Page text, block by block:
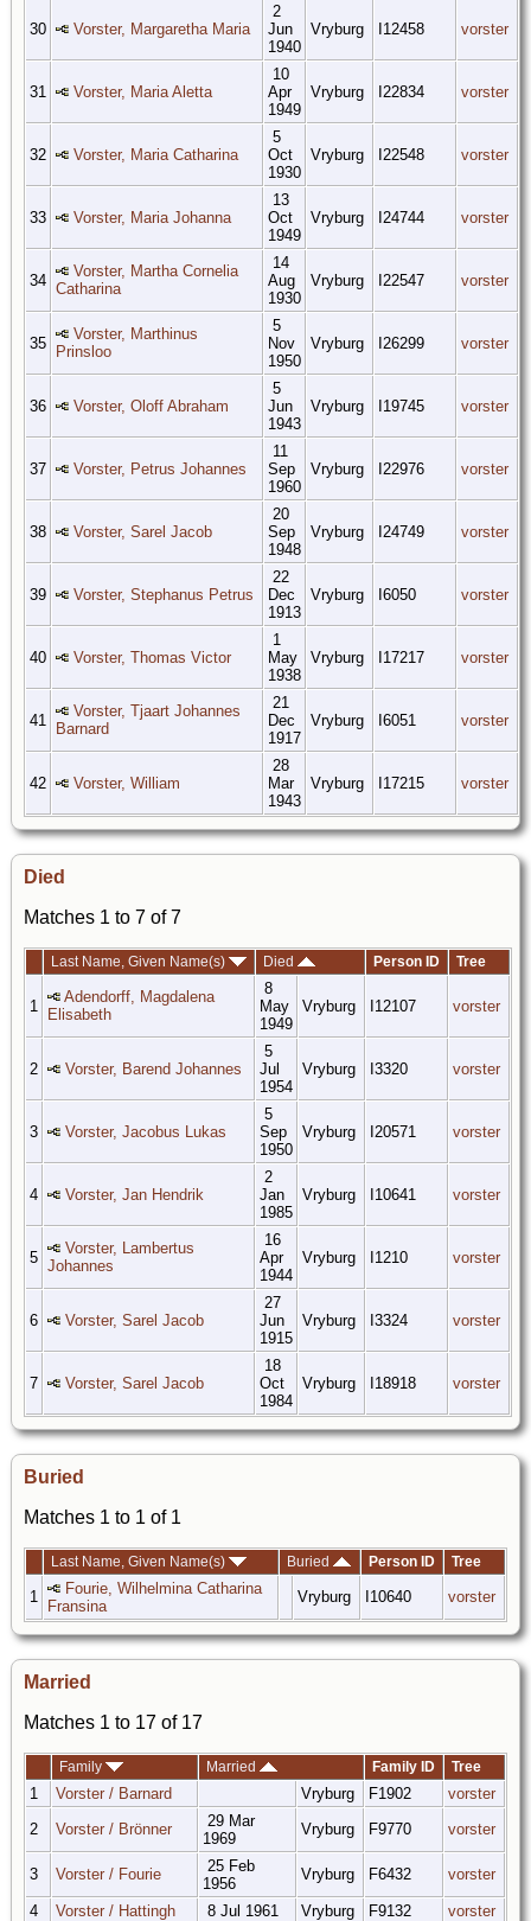
30 Vorster, Margaretha Maria
2
Jun
1940
Vryburg I12458 vorster
31 Vorster, Maria Aletta
10
Apr
1949
Vryburg I22834 vorster
32 Vorster, Maria Catharina
5
Oct
1930
Vryburg I22548 vorster
33 Vorster, Maria Johanna
13
Oct
1949
Vryburg I24744 vorster
34
Vorster, Martha Cornelia
Catharina
14
Aug
1930
Vryburg I22547 vorster
35
Vorster, Marthinus
Prinsloo
5
Nov
1950
Vryburg I26299 vorster
36 Vorster, Oloff Abraham
5
Jun
1943
Vryburg I19745 vorster
37 Vorster, Petrus Johannes
11
Sep
1960
Vryburg I22976 vorster
38 Vorster, Sarel Jacob
20
Sep
1948
Vryburg I24749 vorster
39 Vorster, Stephanus Petrus
22
Dec
1913
Vryburg I6050 vorster
40 Vorster, Thomas Victor
1
May
1938
Vryburg I17217 vorster
41
Vorster, Tjaart Johannes
Barnard
21
Dec
1917
Vryburg I6051 vorster
42 Vorster, William
28
Mar
1943
Vryburg I17215 vorster
Died
Matches 1 to 7 of 7
Last Name, Given Name(s) Died Person ID Tree
1
Adendorff, Magdalena
Elisabeth
8
May
1949
Vryburg I12107 vorster
2 Vorster, Barend Johannes
5
Jul
1954
Vryburg I3320 vorster
3 Vorster, Jacobus Lukas
5
Sep
1950
Vryburg I20571 vorster
4 Vorster, Jan Hendrik
2
Jan
1985
Vryburg I10641 vorster
5
Vorster, Lambertus
Johannes
16
Apr
1944
Vryburg I1210 vorster
6 Vorster, Sarel Jacob
27
Jun
1915
Vryburg I3324 vorster
7 Vorster, Sarel Jacob
18
Oct
1984
Vryburg I18918 vorster
Buried
Matches 1 to 1 of 1
Last Name, Given Name(s) Buried Person ID Tree
1
Fourie, Wilhelmina Catharina
Fransina
Vryburg I10640 vorster
Married
Matches 1 to 17 of 17
Family Married Family ID Tree
1 Vorster / Barnard Vryburg F1902
vorster
2
Vorster / Brönner
29 Mar
1969
Vryburg F9770 vorster
3 Vorster / Fourie
25 Feb
1956
Vryburg F6432 vorster
4 Vorster / Hattingh 8 Jul 1961 Vryburg F9132
vorster